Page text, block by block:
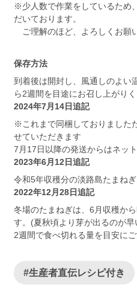
※少人数で作業をしているため
だいております。
ご理解のほど、よろしくお願
保存方法
到着後は開封し、風通しのよい
ら2週間を目途にお召し上がりく
2024年7月14日追記
※これまで同梱しておりました
せていただきます
7月17日以降の発送からはネッ
2023年6月12日追記
令和5年収穫分の淡路島たまね
2022年12月28日追記
冬場のたまねぎは、6月収穫か
す。(夏秋頃より芽が出るのが
2週間で食べ切れる量を目安に
#生産者直伝レシピ付き